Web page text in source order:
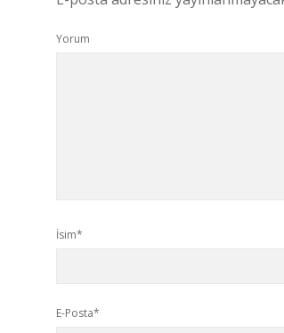
Yorum
İsim*
E-Posta*